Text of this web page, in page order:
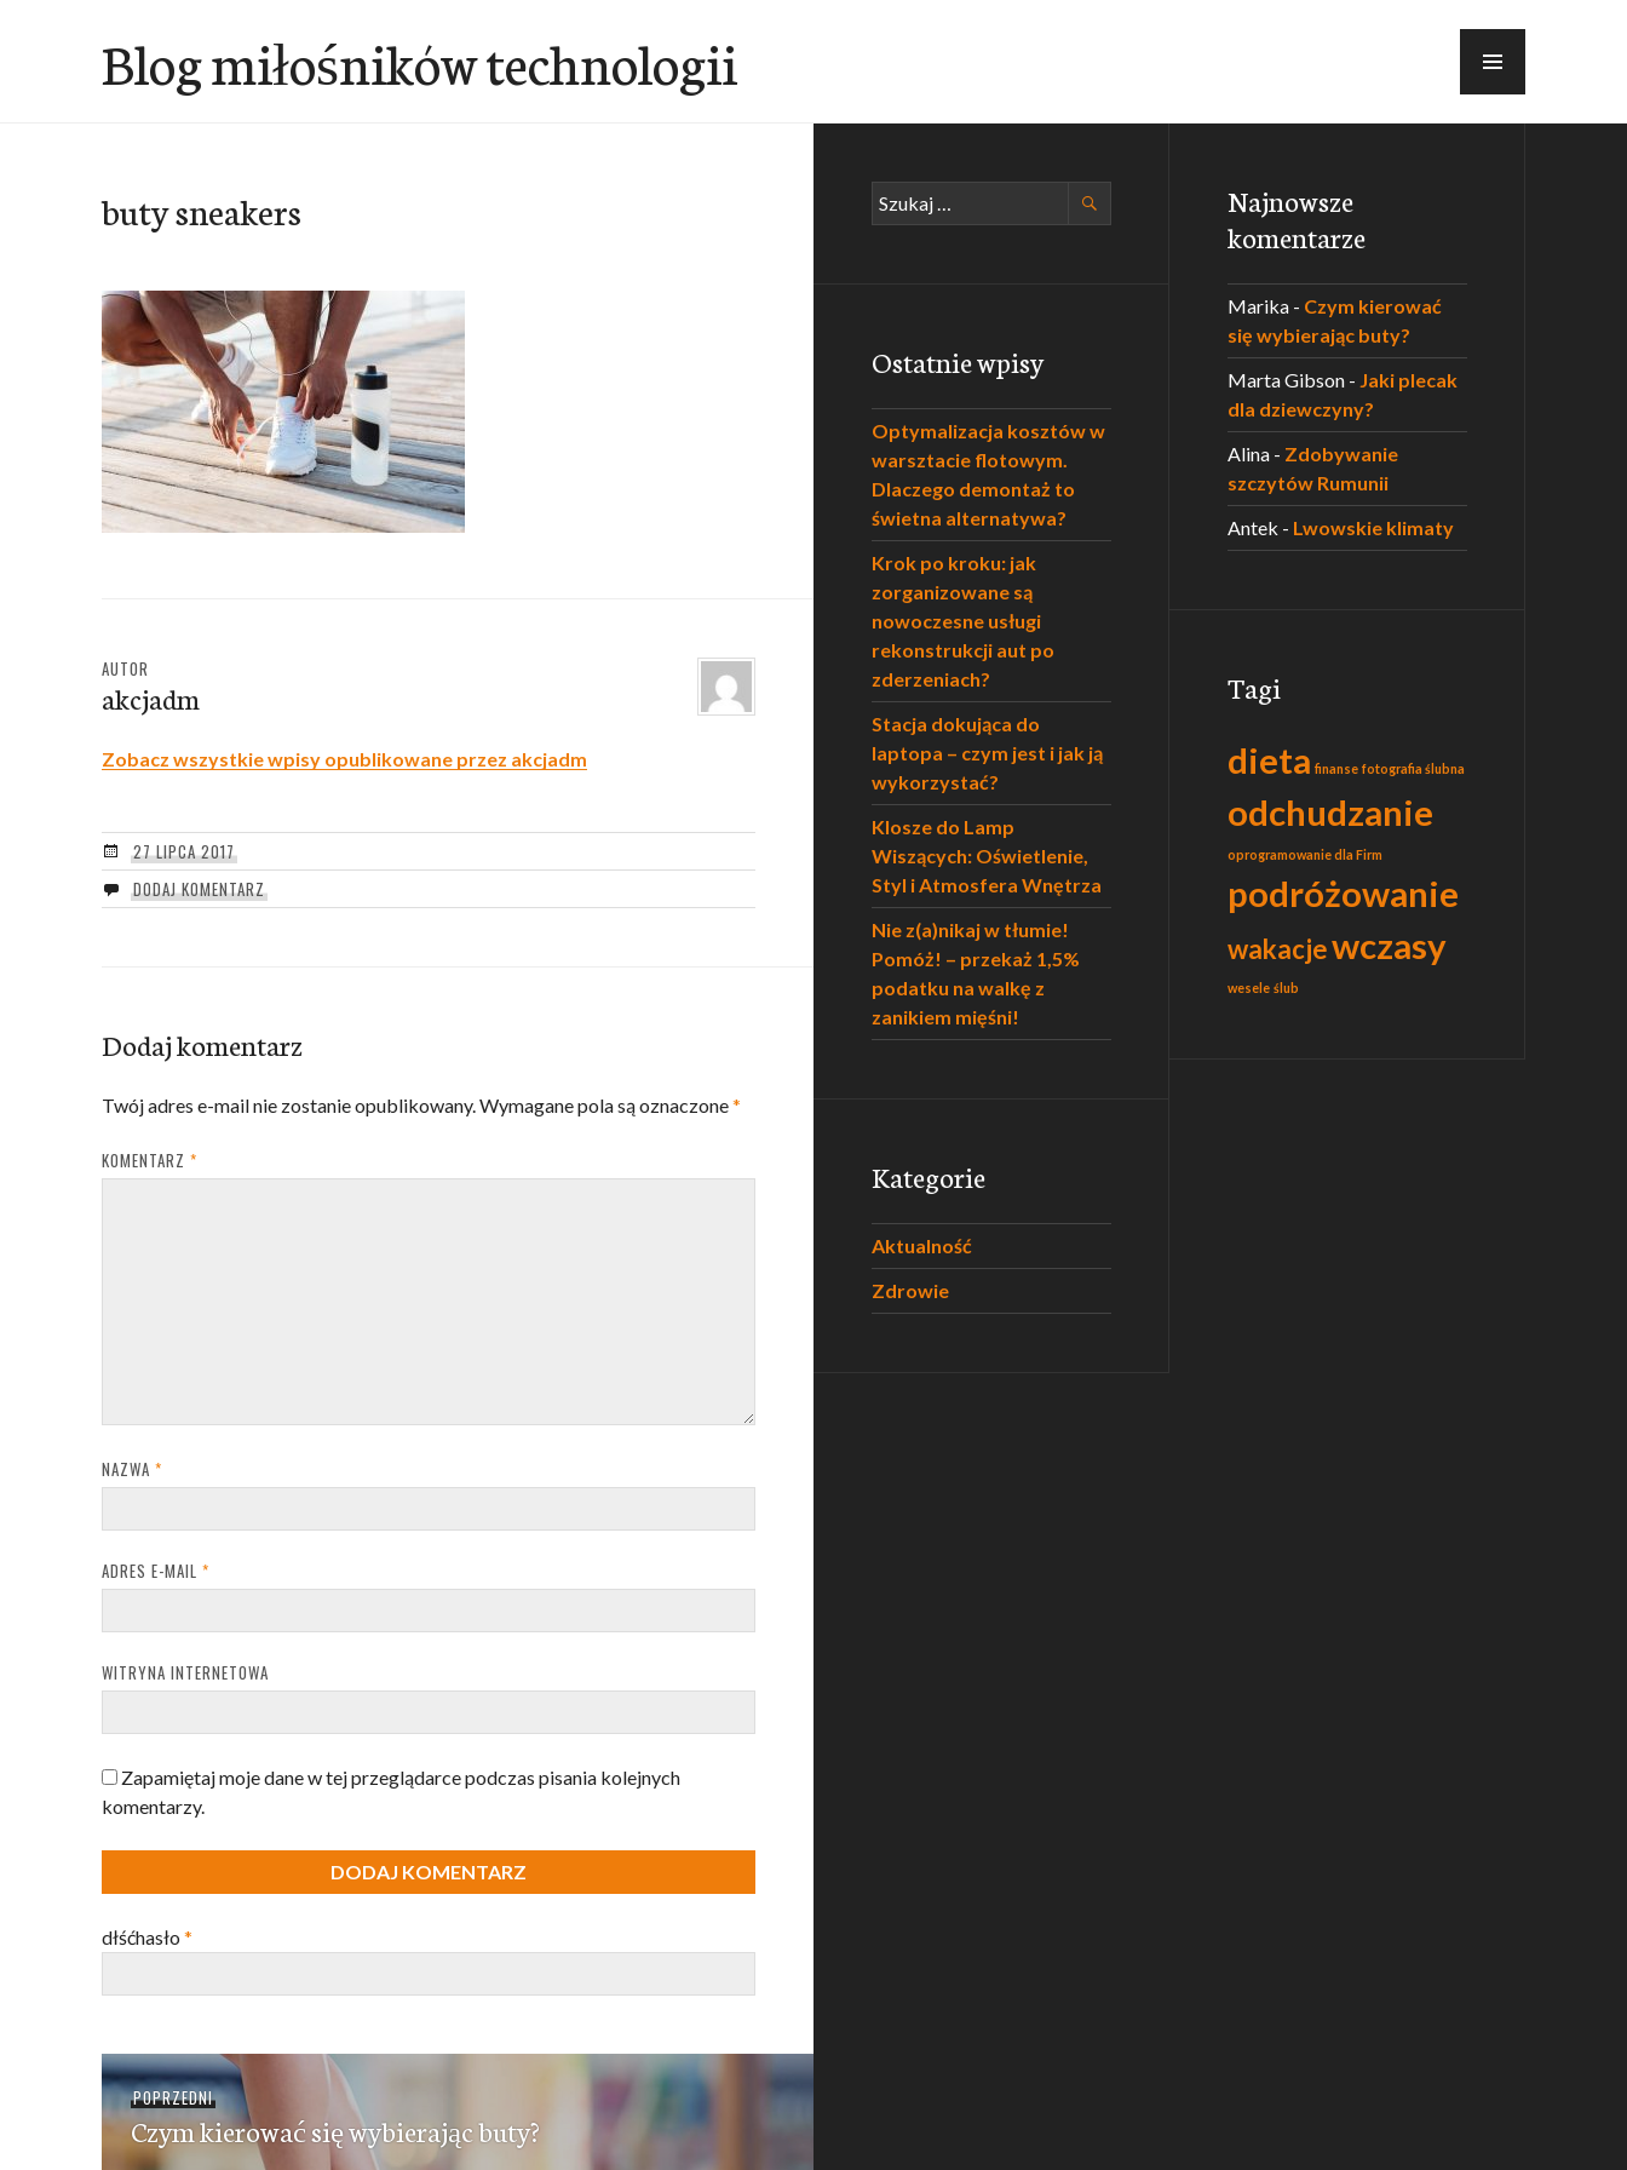
Blog miłośników technologii
buty sneakers
AUTOR
akcjadm
Zobacz wszystkie wpisy opublikowane przez akcjadm
27 LIPCA 2017
DODAJ KOMENTARZ
Dodaj komentarz
Twój adres e-mail nie zostanie opublikowany.Wymagane pola są oznaczone*
KOMENTARZ *
NAZWA *
ADRES E-MAIL *
WITRYNA INTERNETOWA
Zapamiętaj moje dane w tej przeglądarce podczas pisania kolejnych
komentarzy.
dłśćhasło *
Nawigacja
wpisu
POPRZEDNIPoprzedni
wpis:
Czym kierować się wybierając buty?
Szukaj:
Ostatnie wpisy
Optymalizacja kosztów w
warsztacie flotowym.
Dlaczego demontaż to
świetna alternatywa?
Krok po kroku: jak
zorganizowane są
nowoczesne usługi
rekonstrukcji aut po
zderzeniach?
Stacja dokująca do
laptopa – czym jest i jak ją
wykorzystać?
Klosze do Lamp
Wiszących: Oświetlenie,
Styl i Atmosfera Wnętrza
Nie z(a)nikaj w tłumie!
Pomóż! – przekaż 1,5%
podatku na walkę z
zanikiem mięśni!
Kategorie
Aktualność
Zdrowie
Najnowsze
komentarze
Marika - Czym kierować
się wybierając buty?
Marta Gibson - Jaki plecak
dla dziewczyny?
Alina - Zdobywanie
szczytów Rumunii
Antek - Lwowskie klimaty
Tagi
dieta finanse fotografia ślubna
odchudzanie
oprogramowanie dla Firm
podróżowanie
wakacjewczasy
wesele ślub